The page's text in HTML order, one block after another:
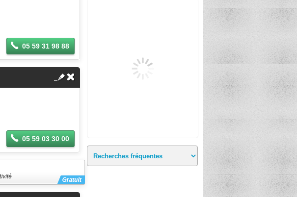
05 59 31 98 88
05 59 03 30 00